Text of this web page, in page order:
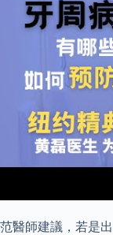
范醫師建議，若是